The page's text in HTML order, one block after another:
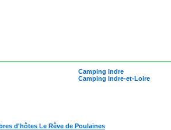
Camping Indre
Camping Indre-et-Loire
d'hôtes Le Rêve de Poulaines